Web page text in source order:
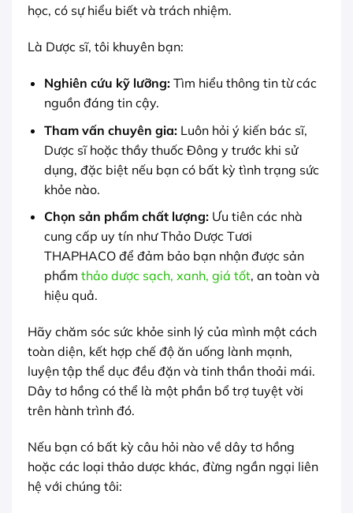
học, có sự hiểu biết và trách nhiệm.
Là Dược sĩ, tôi khuyên bạn:
Nghiên cứu kỹ lưỡng:Tìm hiểu thông tin từ các
nguồn đáng tin cậy.
Tham vấn chuyên gia:Luôn hỏi ý kiến bác sĩ,
Dược sĩ hoặc thầy thuốc Đông y trước khi sử
dụng, đặc biệt nếu bạn có bất kỳ tình trạng sức
khỏe nào.
Chọn sản phẩm chất lượng:Ưu tiên các nhà
cung cấp uy tín như Thảo Dược Tươi
THAPHACO để đảm bảo bạn nhận được sản
phẩm thảo dược sạch, xanh, giá tốt, an toàn và
hiệu quả.
Hãy chăm sóc sức khỏe sinh lý của mình một cách
toàn diện, kết hợp chế độ ăn uống lành mạnh,
luyện tập thể dục đều đặn và tinh thần thoải mái.
Dây tơ hồng có thể là một phần bổ trợ tuyệt vời
trên hành trình đó.
Nếu bạn có bất kỳ câu hỏi nào về dây tơ hồng
hoặc các loại thảo dược khác, đừng ngần ngại liên
hệ với chúng tôi: